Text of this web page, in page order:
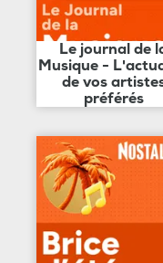
Le journal de
Musique -
de vos
préférés